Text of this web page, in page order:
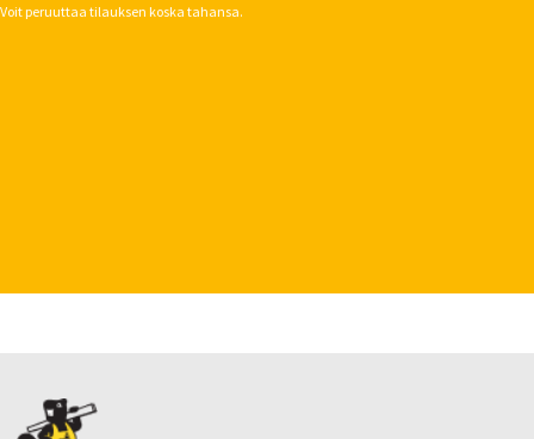
Voit peruuttaa tilauksen koska tahansa.